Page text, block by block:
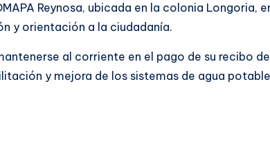
Reynosa, ubicada en la colonia Longoria,
y orientación a la ciudadanía.
al corriente en el pago de su recibo
y mejora de los sistemas de agua